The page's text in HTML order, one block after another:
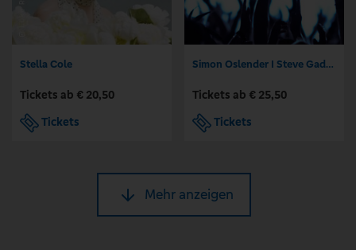
Stella Cole
Tickets ab € 20,50
Tickets
Simon Oslender I Steve Gadd I Will Lee I Bruno Müller - True Story Tour 2027
Tickets ab € 25,50
Tickets
Mehr anzeigen